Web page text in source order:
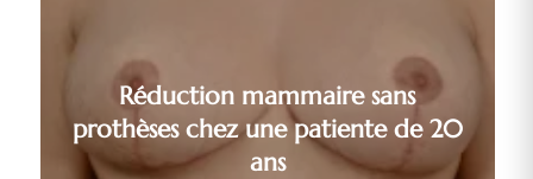
Réduction mammaire sans
prothèses chez une patiente de 20
ans